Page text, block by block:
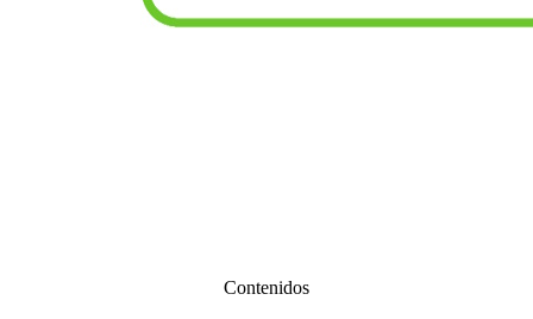
Contenidos